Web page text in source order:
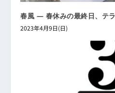
春風 ― 春休みの最終日、テ
2023年4月9日(日)